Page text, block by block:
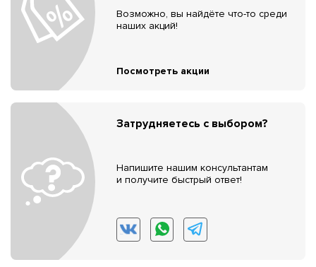
Возможно, вы найдёте что-то среди
наших акций!
Посмотреть акции
Затрудняетесь с выбором?
Напишите нашим консультантам
и получите быстрый ответ!